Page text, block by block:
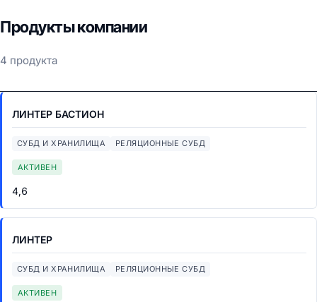
Продукты компании
4 продукта
ЛИНТЕР БАСТИОН
СУБД И ХРАНИЛИЩА РЕЛЯЦИОННЫЕ СУБД
АКТИВЕН
4,6
ЛИНТЕР
СУБД И ХРАНИЛИЩА РЕЛЯЦИОННЫЕ СУБД
АКТИВЕН